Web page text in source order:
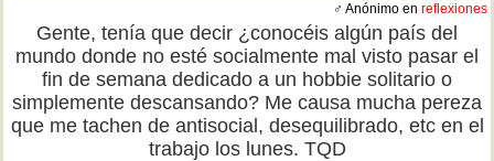
♂ Anónimo en reflexiones
Gente, tenía que decir ¿conocéis algún país del
mundo donde no esté socialmente mal visto pasar el
fin de semana dedicado a un hobbie solitario o
simplemente descansando? Me causa mucha pereza
que me tachen de antisocial, desequilibrado, etc en el
trabajo los lunes. TQD